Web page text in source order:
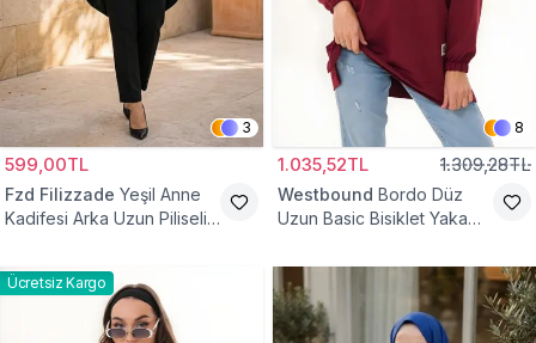
3
599,00TL
Fzd Filizzade Yeşil Anne
Kadifesi Arka Uzun Piliseli
8
1.035,52TL 1.309,28TL
Westbound Bordo Düz
Uzun Basic Bisiklet Yaka
Ücretsiz Kargo